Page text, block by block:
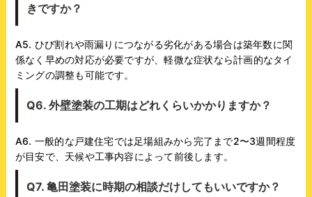
きですか？
A5. ひび割れや雨漏りにつながる劣化がある場合は築年数に関
係なく早めの対応が必要ですが、軽微な症状なら計画的なタイ
ミングの調整も可能です。
Q6. 外壁塗装の工期はどれくらいかかりますか？
A6. 一般的な戸建住宅では足場組みから完了まで2〜3週間程度
が目安で、天候や工事内容によって前後します。
Q7. 亀田塗装に時期の相談だけしてもいいですか？